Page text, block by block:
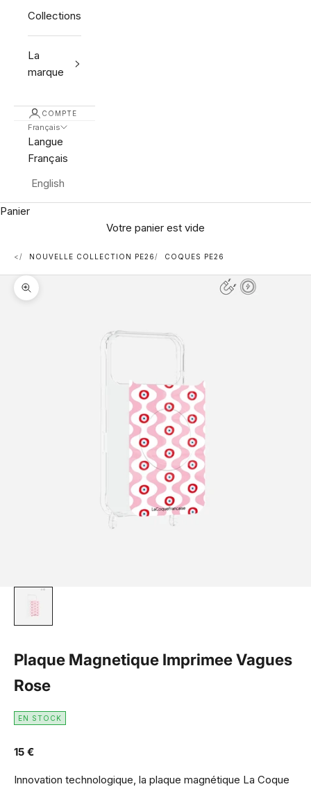
Collections
La
marque
COMPTE
Français
Langue
Français
English
Panier
Votre panier est vide
< NOUVELLE COLLECTION PE26 COQUES PE26
Zoomer sur l'image
Plaque Magnetique Imprimee Vagues
Rose
EN STOCK
Prix de vente
15 €
Innovation technologique, la plaque magnétique La Coque